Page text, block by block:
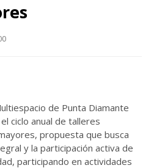
de Punta Diamante
ciclo anual de talleres
propuesta que busca
y la participación activa de
participando en actividades